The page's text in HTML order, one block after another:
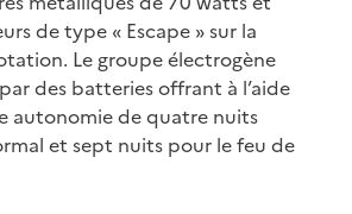
de type « Escape » sur la
Le groupe électrogène
des batteries offrant à l’aide
autonomie de quatre nuits
et sept nuits pour le feu de